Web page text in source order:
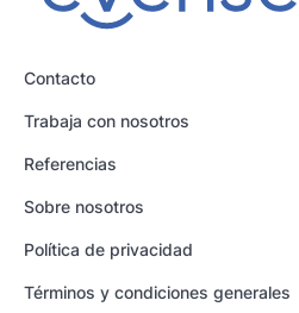
Contacto
Trabaja con nosotros
Referencias
Sobre nosotros
Política de privacidad
Términos y condiciones generales